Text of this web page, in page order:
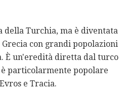
della Turchia, ma è diventata
con grandi popolazioni
È un'eredità diretta dal turco
particolarmente popolare
e Tracia.